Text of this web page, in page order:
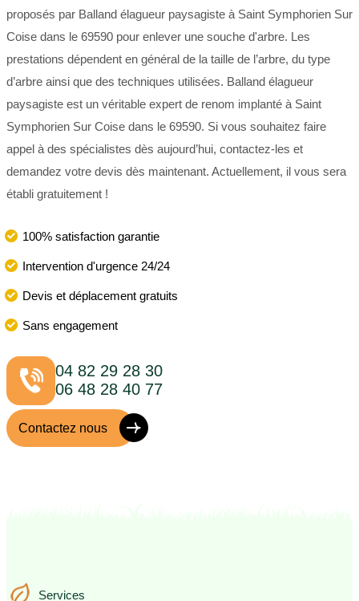
proposés par Balland élagueur paysagiste à Saint Symphorien Sur
Coise dans le 69590 pour enlever une souche d'arbre. Les
prestations dépendent en général de la taille de l’arbre, du type
d’arbre ainsi que des techniques utilisées. Balland élagueur
paysagiste est un véritable expert de renom implanté à Saint
Symphorien Sur Coise dans le 69590. Si vous souhaitez faire
appel à des spécialistes dès aujourd’hui, contactez-les et
demandez votre devis dès maintenant. Actuellement, il vous sera
établi gratuitement !
100% satisfaction garantie
Intervention d'urgence 24/24
Devis et déplacement gratuits
Sans engagement
04 82 29 28 30
06 48 28 40 77
Contactez nous
Services
Services